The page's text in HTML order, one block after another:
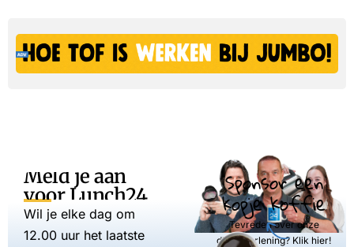
Meld je aan
voor Lunch24
Wil je elke dag om
12.00 uur het laatste
Sponsor een
kopje koffie
Tevreden over onze
dienstverlening? Klik hier!